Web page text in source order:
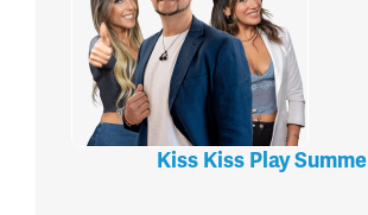
Kiss Kiss Play